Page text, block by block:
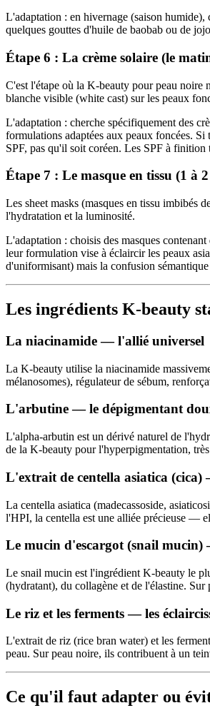
L'adaptation : en hivernage (saison humide),
quelques gouttes d'huile de baobab ou de
Étape 6 : La crème solaire (le
C'est l'étape où la K-beauty pour peau noire
blanche visible (white cast) sur les peaux
L'adaptation : cherche spécifiquement des
formulations adaptées aux peaux foncées.
SPF, pas qu'il soit coréen. Les SPF à
Étape 7 : Le masque en tissu (1 à
Les sheet masks (masques en tissu imbibés
l'hydratation et la luminosité.
L'adaptation : choisis des masques
leur formulation vise à éclaircir les peaux
d'uniformisant) mais la confusion
Les ingrédients K-beauty
La niacinamide — l'allié universel
La K-beauty utilise la niacinamide
mélanosomes), régulateur de sébum,
L'arbutine — le dépigmentant
L'alpha-arbutin est un dérivé naturel de
de la K-beauty pour l'hyperpigmentation,
L'extrait de centella asiatica
La centella asiatica (madecassoside,
l'HPI, la centella est une alliée précieuse —
Le mucin d'escargot (snail
Le snail mucin est l'ingrédient K-beauty le
(hydratant), du collagène et de l'élastine.
Le riz et les ferments — les
L'extrait de riz (rice bran water) et les
peau. Sur peau noire, ils contribuent à un
Ce qu'il faut adapter ou